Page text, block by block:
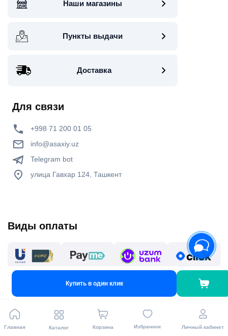
Главная Каталог Корзина Избранное Личный кабинет
Купить в один клик
Наши магазины
Пункты выдачи
Доставка
Для связи
+998 71 200 01 05
info@asaxiy.uz
Telegram bot
улица Гавхар 124, Ташкент
Виды оплаты
Мы в соц. сетях